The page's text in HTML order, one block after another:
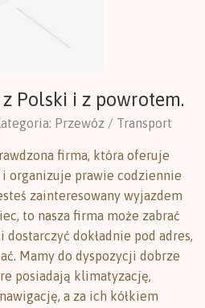
Polski i z powrotem.
Przewóz / Transport
firma, która oferuje
i organizuje prawie codziennie
zainteresowany wyjazdem
to nasza firma może zabrać
dokładnie pod adres,
Mamy do dyspozycji dobrze
posiadają klimatyzację,
a za ich kółkiem